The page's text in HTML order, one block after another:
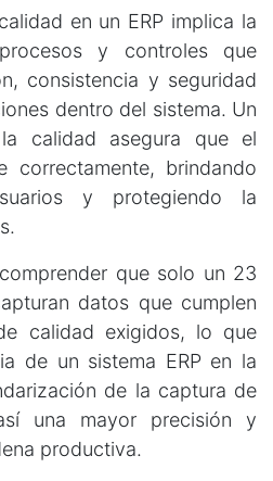
en un ERP implica la
y controles que
consistencia y seguridad
dentro del sistema. Un
calidad asegura que el
correctamente, brindando
y protegiendo la
que solo un 23
datos que cumplen
calidad exigidos, lo que
de un sistema ERP en la
de la captura de
una mayor precisión y
productiva​.